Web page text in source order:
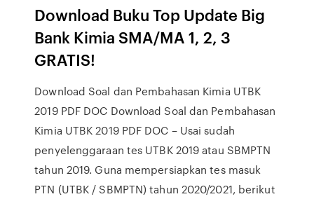
Download Buku Top Update Big
Bank Kimia SMA/MA 1, 2, 3
GRATIS!
Download Soal dan Pembahasan Kimia UTBK
2019 PDF DOC Download Soal dan Pembahasan
Kimia UTBK 2019 PDF DOC – Usai sudah
penyelenggaraan tes UTBK 2019 atau SBMPTN
tahun 2019. Guna mempersiapkan tes masuk
PTN (UTBK / SBMPTN) tahun 2020/2021, berikut